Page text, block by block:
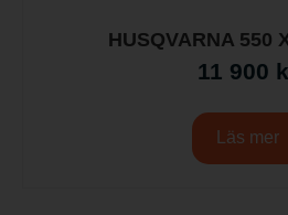
HUSQVARNA 550
11 900
Läs mer